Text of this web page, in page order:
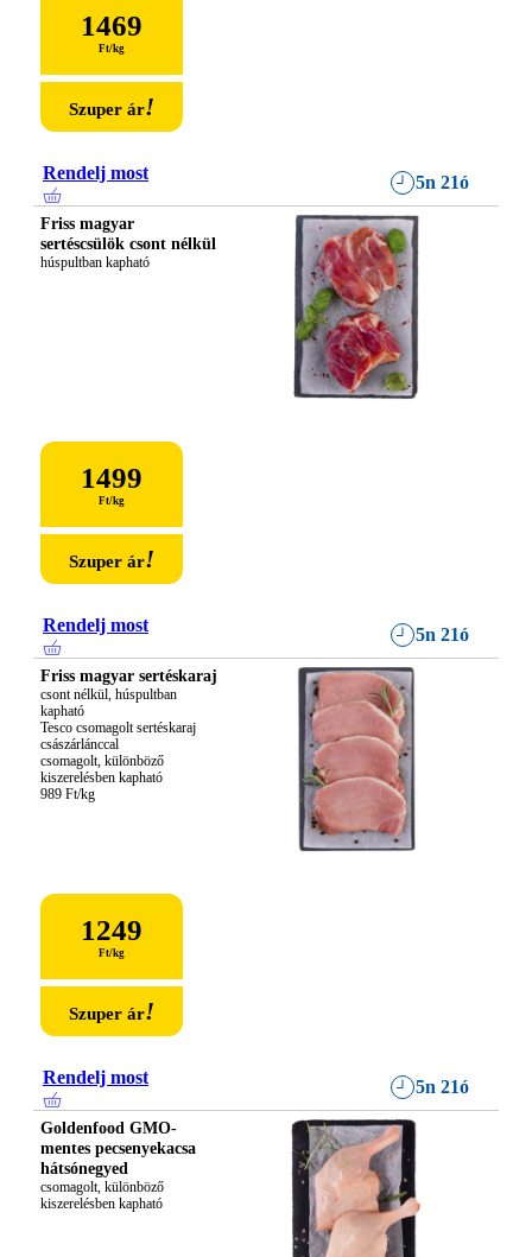
1469
Ft/kg
Szuper ár!
Rendelj most 5n 21ó
Friss magyar
sertéscsülök csont nélkül
húspultban kapható
1499
Ft/kg
Szuper ár!
Rendelj most 5n 21ó
Friss magyar sertéskaraj
csont nélkül, húspultban
kapható
Tesco csomagolt sertéskaraj
császárlánccal
csomagolt, különböző
kiszerelésben kapható
989 Ft/kg
1249
Ft/kg
Szuper ár!
Rendelj most 5n 21ó
Goldenfood GMO-
mentes pecsenyekacsa
hátsónegyed
csomagolt, különböző
kiszerelésben kapható